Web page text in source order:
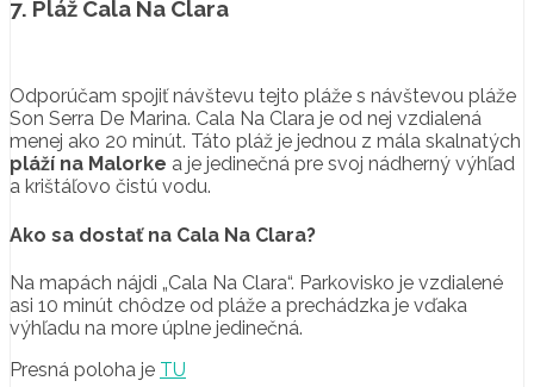
7. Pláž Cala Na Clara
Odporúčam spojiť návštevu tejto pláže s návštevou pláže
Son Serra De Marina. Cala Na Clara je od nej vzdialená
menej ako 20 minút. Táto pláž je jednou z mála skalnatých
pláží na Malorke a je jedinečná pre svoj nádherný výhľad
a krištáľovo čistú vodu.
Ako sa dostať na Cala Na Clara?
Na mapách nájdi „Cala Na Clara“. Parkovisko je vzdialené
asi 10 minút chôdze od pláže a prechádzka je vďaka
výhľadu na more úplne jedinečná.
Presná poloha je TU